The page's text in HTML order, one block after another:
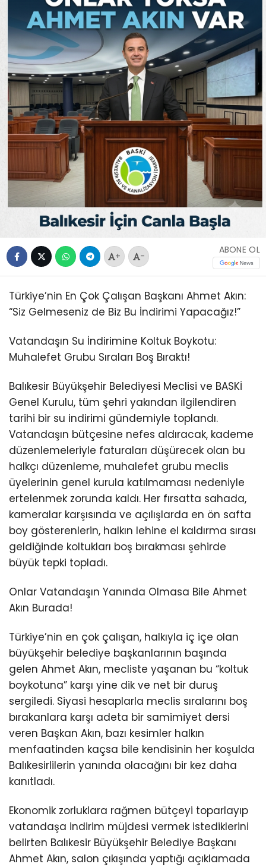
+ -
ABONE OL
Türkiye’nin En Çok Çalışan Başkanı Ahmet Akın:
“Siz Gelmeseniz de Biz Bu İndirimi Yapacağız!”
Vatandaşın Su İndirimine Koltuk Boykotu:
Muhalefet Grubu Sıraları Boş Bıraktı!
Balıkesir Büyükşehir Belediyesi Meclisi ve BASKİ
Genel Kurulu, tüm şehri yakından ilgilendiren
tarihi bir su indirimi gündemiyle toplandı.
Vatandaşın bütçesine nefes aldıracak, kademe
düzenlemeleriyle faturaları düşürecek olan bu
halkçı düzenleme, muhalefet grubu meclis
üyelerinin genel kurula katılmaması nedeniyle
ertelenmek zorunda kaldı. Her fırsatta sahada,
kameralar karşısında ve açılışlarda en ön safta
boy gösterenlerin, halkın lehine el kaldırma sırası
geldiğinde koltukları boş bırakması şehirde
büyük tepki topladı.
Onlar Vatandaşın Yanında Olmasa Bile Ahmet
Akın Burada!
Türkiye’nin en çok çalışan, halkıyla iç içe olan
büyükşehir belediye başkanlarının başında
gelen Ahmet Akın, mecliste yaşanan bu “koltuk
boykotuna” karşı yine dik ve net bir duruş
sergiledi. Siyasi hesaplarla meclis sıralarını boş
bırakanlara karşı adeta bir samimiyet dersi
veren Başkan Akın, bazı kesimler halkın
menfaatinden kaçsa bile kendisinin her koşulda
Balıkesirlilerin yanında olacağını bir kez daha
kanıtladı.
Ekonomik zorluklara rağmen bütçeyi toparlayıp
vatandaşa indirim müjdesi vermek istediklerini
belirten Balıkesir Büyükşehir Belediye Başkanı
Ahmet Akın, salon çıkışında yaptığı açıklamada